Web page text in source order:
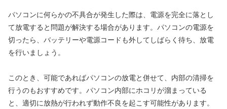
パソコンに何らかの不具合が発生した際は、電源を完全に落とし
て放電すると問題が解決する場合があります。パソコンの電源を
切ったら、バッテリーや電源コードも外してしばらく待ち、放電
を行いましょう。
このとき、可能であればパソコンの放電と併せて、内部の清掃を
行うのもおすすめです。パソコン内部にホコリが溜まっている
と、適切に放熱が行われず動作不良を起こす可能性があります。